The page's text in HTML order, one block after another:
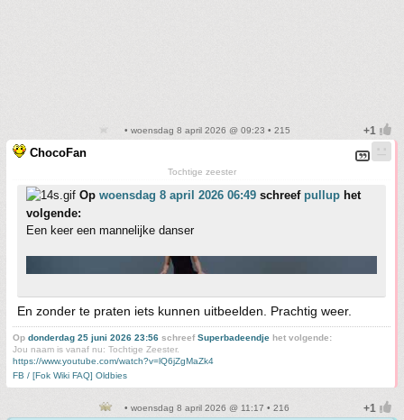
• woensdag 8 april 2026 @ 09:23 • 215
ChocoFan
Tochtige zeester
Op woensdag 8 april 2026 06:49 schreef pullup het
volgende:
Een keer een mannelijke danser
En zonder te praten iets kunnen uitbeelden. Prachtig weer.
Op donderdag 25 juni 2026 23:56 schreefSuperbadeendje het volgende:
Jou naam is vanaf nu: Tochtige Zeester.
https://www.youtube.com/watch?v=lQ6jZgMaZk4
FB / [Fok Wiki FAQ] Oldbies
• woensdag 8 april 2026 @ 11:17 • 216